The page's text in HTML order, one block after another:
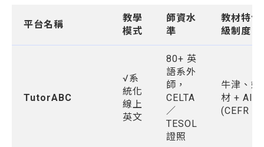
平台名稱
教學
模式
師資水
準
教材特色
級制度
TutorABC
√系
統化
線上
英文
80+ 英
語系外
師，
CELTA
／
TESOL
證照
牛津、劍
材 + AI
(CEFR